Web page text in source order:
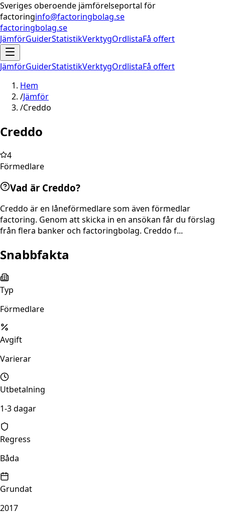
Sveriges oberoende jämförelseportal för
factoringinfo@factoringbolag.se
factoringbolag.se
JämförGuiderStatistikVerktygOrdlistaFå offert
JämförGuiderStatistikVerktygOrdlistaFå offert
Hem
/Jämför
/Creddo
Creddo
4
Förmedlare
Vad är Creddo?
Creddo är en låneförmedlare som även förmedlar
factoring. Genom att skicka in en ansökan får du förslag
från flera banker och factoringbolag. Creddo f...
Snabbfakta
Typ
Förmedlare
Avgift
Varierar
Utbetalning
1-3 dagar
Regress
Båda
Grundat
2017